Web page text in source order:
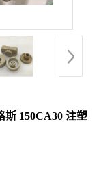
150CA30 注塑